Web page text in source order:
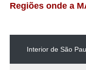
Regiões onde a
Interior de São